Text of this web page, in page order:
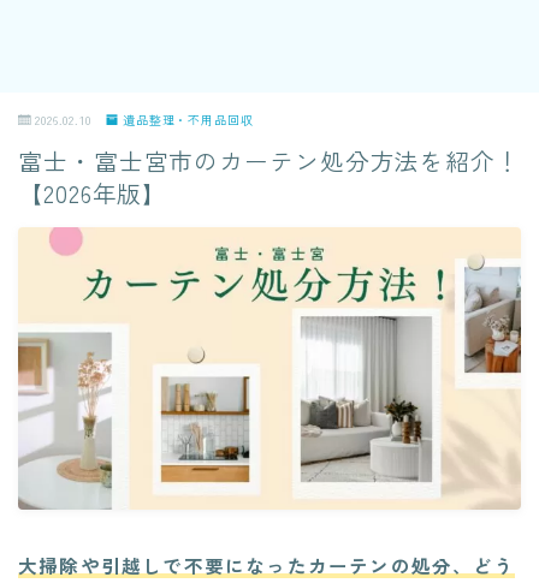
2026.02.10 遺品整理・不用品回収
富士・富士宮市のカーテン処分方法を紹介！
【2026年版】
大掃除や引越しで不要になったカーテンの処分、どう